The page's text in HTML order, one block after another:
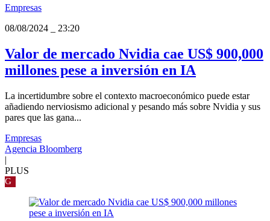
Empresas
08/08/2024
23:20
Valor de mercado Nvidia cae US$ 900,000
millones pese a inversión en IA
La incertidumbre sobre el contexto macroeconómico puede estar
añadiendo nerviosismo adicional y pesando más sobre Nvidia y sus
pares que las gana...
Empresas
Agencia Bloomberg
|
PLUS
G